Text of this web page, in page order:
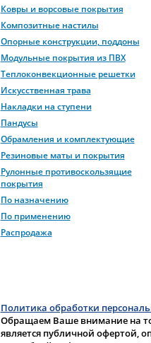
Ковры и ворсовые покрытия
Композитные настилы
Опорные конструкции, поддоны
Модульные покрытия из ПВХ
Теплоконвекционные решетки
Искусственная трава
Накладки на ступени
Пандусы
Обрамления и комплектующие
Резиновые маты и покрытия
Рулонные противоскользящие
покрытия
По назначению
По применению
Распродажа
Политика обработки
Обращаем Ваше внимание на
является публичной офертой,